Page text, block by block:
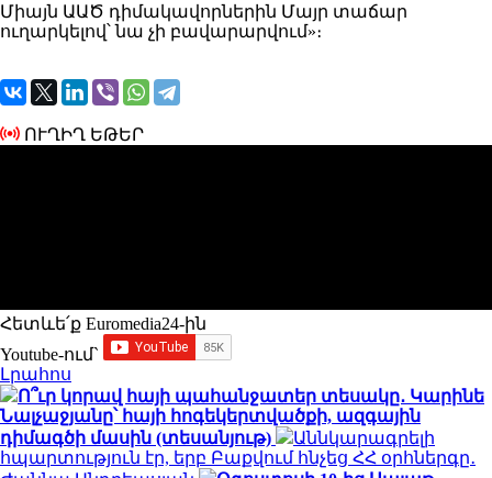
Միայն ԱԱԾ դիմակավորներին Մայր տաճար
ուղարկելով՝ նա չի բավարարվում»։
ՈՒՂԻՂ ԵԹԵՐ
Հետևե՛ք Euromedia24-ին
Youtube-ում`
Լրահոս
Ո՞ւր կորավ հայի պահանջատեր տեսակը․ Կարինե
Նալչաջյանը՝ հայի հոգեկերտվածքի, ազգային
դիմագծի մասին (տեսանյութ)
Աննկարագրելի
հպարտություն էր, երբ Բաքվում հնչեց ՀՀ օրհներգը․